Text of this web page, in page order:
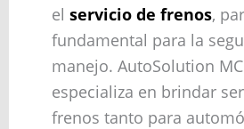
el servicio de frenos,
fundamental para la
manejo. AutoSolution
especializa en brindar
frenos tanto para